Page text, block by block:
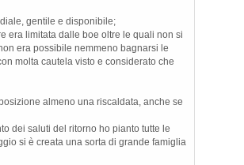
gentile e disponibile;
era limitata dalle boe oltre le quali non si
era possibile nemmeno bagnarsi le
molta cautela visto e considerato che
almeno una riscaldata, anche se
dei saluti del ritorno ho pianto tutte le
si è creata una sorta di grande famiglia